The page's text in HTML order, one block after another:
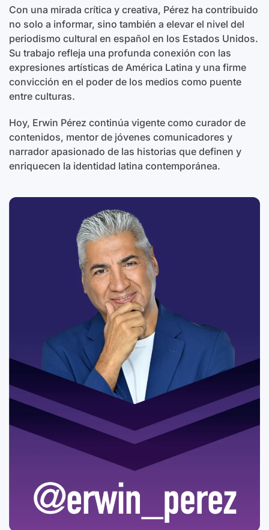
Con una mirada crítica y creativa, Pérez ha contribuido
no solo a informar, sino también a elevar el nivel del
periodismo cultural en español en los Estados Unidos.
Su trabajo refleja una profunda conexión con las
expresiones artísticas de América Latina y una firme
convicción en el poder de los medios como puente
entre culturas.
Hoy, Erwin Pérez continúa vigente como curador de
contenidos, mentor de jóvenes comunicadores y
narrador apasionado de las historias que definen y
enriquecen la identidad latina contemporánea.